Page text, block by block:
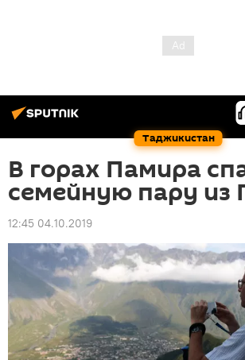
Таджикистан
В горах Памира
семейную пару из
12:45 04.10.2019